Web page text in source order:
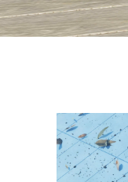
sans
Doté de la
aspire 300 L/